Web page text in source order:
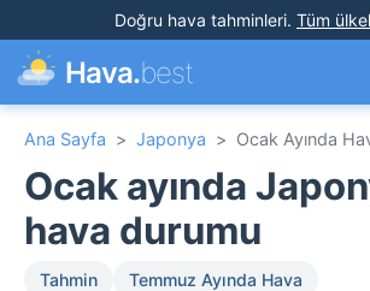
Doğru hava tahminleri. Tüm
Hava.best
Ana Sayfa > Japonya > Ocak Ayında
Ocak ayında
hava durumu
Tahmin
Temmuz Ayında Hava